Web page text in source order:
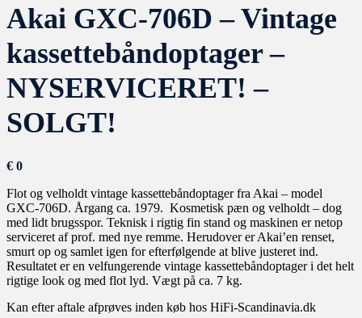
Akai GXC-706D – Vintage
kassettebåndoptager –
NYSERVICERET! –
SOLGT!
€ 0
Flot og velholdt vintage kassettebåndoptager fra Akai – model
GXC-706D. Årgang ca. 1979. Kosmetisk pæn og velholdt – dog
med lidt brugsspor. Teknisk i rigtig fin stand og maskinen er netop
serviceret af prof. med nye remme. Herudover er Akai’en renset,
smurt op og samlet igen for efterfølgende at blive justeret ind.
Resultatet er en velfungerende vintage kassettebåndoptager i det helt
rigtige look og med flot lyd. Vægt på ca. 7 kg.
Kan efter aftale afprøves inden køb hos HiFi-Scandinavia.dk